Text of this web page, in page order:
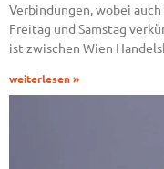
Verbindungen, wobei
Freitag und Samstag
ist zwischen Wien
weiterlesen »